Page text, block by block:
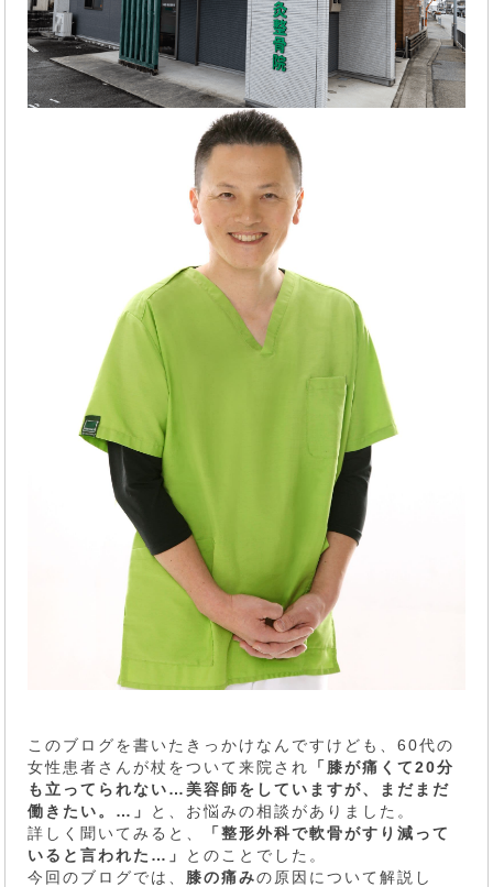
このブログを書いたきっかけなんですけども、60代の
女性患者さんが杖をついて来院され
「膝が痛くて20分
も立ってられない…美容師をしていますが、まだまだ
働きたい。…」 と、お悩みの相談がありました。
詳しく聞いてみると、
「整形外科で軟骨がすり減って
いると言われた…」 とのことでした。
今回のブログでは、 膝の痛みの原因について解説し